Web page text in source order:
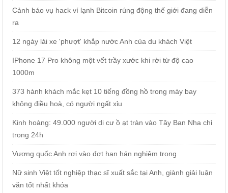
Cảnh báo vụ hack ví lạnh Bitcoin rúng động thế giới đang diễn
ra
12 ngày lái xe 'phượt' khắp nước Anh của du khách Việt
IPhone 17 Pro không một vết trầy xước khi rời từ độ cao
1000m
373 hành khách mắc kẹt 10 tiếng đồng hồ trong máy bay
không điều hoà, có người ngất xỉu
Kinh hoàng: 49.000 người di cư ồ ạt tràn vào Tây Ban Nha chỉ
trong 24h
Vương quốc Anh rơi vào đợt hạn hán nghiêm trọng
Nữ sinh Việt tốt nghiệp thạc sĩ xuất sắc tại Anh, giành giải luận
văn tốt nhất khóa